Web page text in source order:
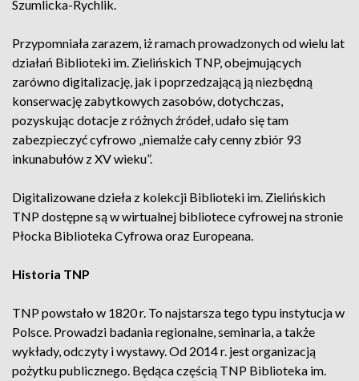
Szumlicka-Rychlik.
Przypomniała zarazem, iż ramach prowadzonych od wielu lat
działań Biblioteki im. Zielińskich TNP, obejmujących
zarówno digitalizację, jak i poprzedzającą ją niezbędną
konserwację zabytkowych zasobów, dotychczas,
pozyskując dotacje z różnych źródeł, udało się tam
zabezpieczyć cyfrowo „niemalże cały cenny zbiór 93
inkunabułów z XV wieku”.
Digitalizowane dzieła z kolekcji Biblioteki im. Zielińskich
TNP dostępne są w wirtualnej bibliotece cyfrowej na stronie
Płocka Biblioteka Cyfrowa oraz Europeana.
Historia TNP
TNP powstało w 1820 r. To najstarsza tego typu instytucja w
Polsce. Prowadzi badania regionalne, seminaria, a także
wykłady, odczyty i wystawy. Od 2014 r. jest organizacją
pożytku publicznego. Będąca częścią TNP Biblioteka im.